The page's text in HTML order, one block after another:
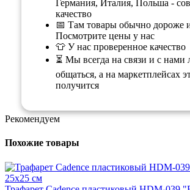
Германия, Италия, Польша -
качество
📅 Там товары обычно дороже
Посмотрите цены у нас
👕 У нас проверенное качество
⏳ Мы всегда на связи и с нами
общаться, а на маркетплейсах
получится
Рекомендуем
Похожие товары